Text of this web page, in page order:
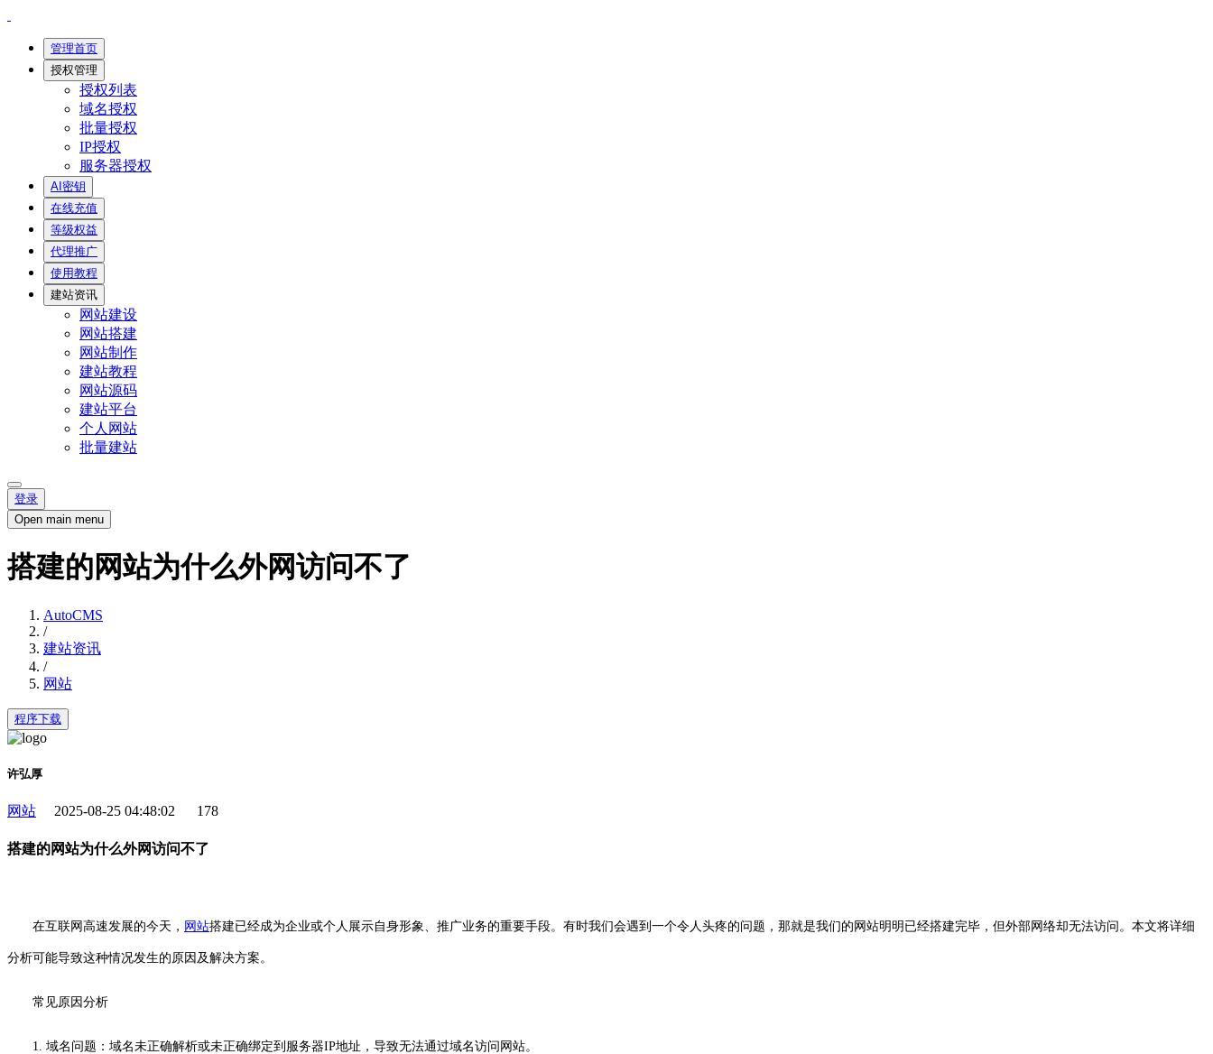
管理首页
授权管理
授权列表
域名授权
批量授权
IP授权
服务器授权
AI密钥
在线充值
等级权益
代理推广
使用教程
建站资讯
网站建设
网站搭建
网站制作
建站教程
网站源码
建站平台
个人网站
批量建站
登录
Open main menu
搭建的网站为什么外网访问不了
AutoCMS
/
建站资讯
/
网站
程序下载
许弘厚
网站 2025-08-25 04:48:02 178
搭建的网站为什么外网访问不了
在互联网高速发展的今天， 网站搭建已经成为企业或个人展示自身形象、推广业务的重要手段。有时我们会遇到一个令人头疼的问题，那就是我们的网站明明已经搭建完毕，但外部网络却无法访问。本文将详细
分析可能导致这种情况发生的原因及解决方案。
常见原因分析
1. 域名问题：域名未正确解析或未正确绑定到服务器IP地址，导致无法通过域名访问网站。